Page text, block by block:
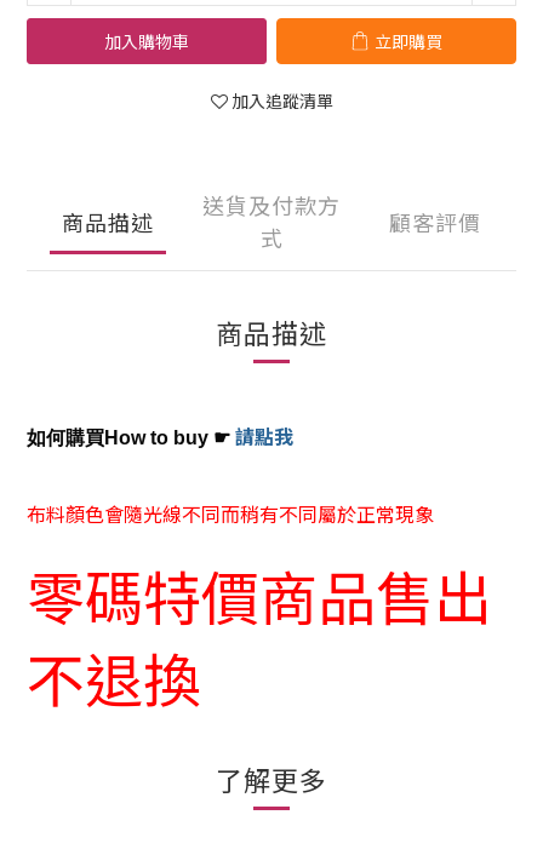
加入購物車 立即購買
加入追蹤清單
商品描述
送貨及付款方
式
顧客評價
商品描述
如何購買How to buy ☛ 請點我
布料顏色會隨光線不同而稍有不同屬於正常現象
零碼特價商品售出
不退換
了解更多